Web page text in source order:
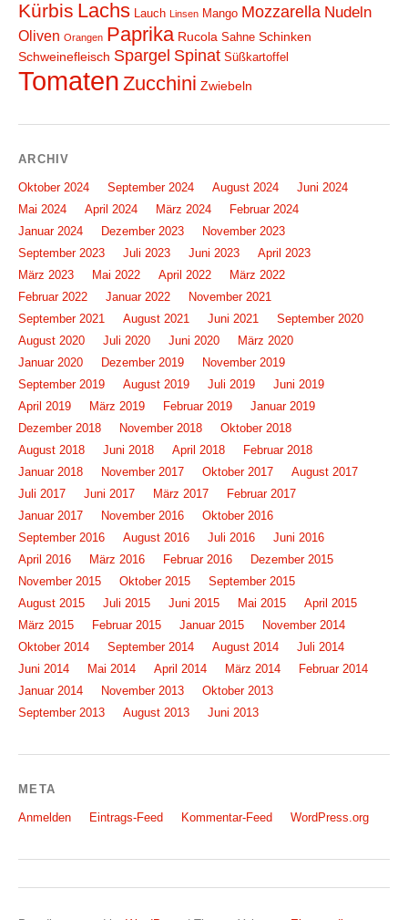
Kürbis Lachs Lauch Linsen Mango Mozzarella Nudeln
Oliven Orangen Paprika Rucola Sahne Schinken
Schweinefleisch Spargel Spinat Süßkartoffel
Tomaten Zucchini Zwiebeln
ARCHIV
Oktober 2024 September 2024 August 2024
Juni 2024
Mai 2024
April 2024 März 2024
Februar 2024
Januar 2024
Dezember 2023
November 2023
September 2023
Juli 2023 Juni 2023
April 2023
März 2023
Mai 2022 April 2022
März 2022
Februar 2022
Januar 2022
November 2021
September 2021
August 2021 Juni 2021
September 2020
August 2020
Juli 2020 Juni 2020
März 2020
Januar 2020
Dezember 2019
November 2019
September 2019
August 2019 Juli 2019
Juni 2019
April 2019
März 2019 Februar 2019
Januar 2019
Dezember 2018
November 2018
Oktober 2018
August 2018
Juni 2018 April 2018
Februar 2018
Januar 2018
November 2017 Oktober 2017
August 2017
Juli 2017
Juni 2017 März 2017
Februar 2017
Januar 2017
November 2016
Oktober 2016
September 2016
August 2016 Juli 2016
Juni 2016
April 2016
März 2016 Februar 2016
Dezember 2015
November 2015
Oktober 2015
September 2015
August 2015
Juli 2015 Juni 2015 Mai 2015
April 2015
März 2015
Februar 2015 Januar 2015
November 2014
Oktober 2014
September 2014 August 2014
Juli 2014
Juni 2014
Mai 2014 April 2014 März 2014
Februar 2014
Januar 2014
November 2013
Oktober 2013
September 2013
August 2013 Juni 2013
META
Anmelden Eintrags-Feed Kommentar-Feed WordPress.org